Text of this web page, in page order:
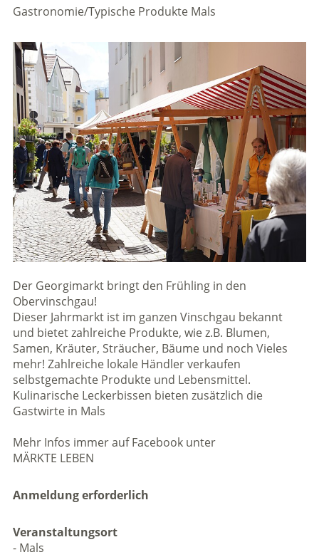
Gastronomie/Typische Produkte Mals
Der Georgimarkt bringt den Frühling in den
Obervinschgau!
Dieser Jahrmarkt ist im ganzen Vinschgau bekannt
und bietet zahlreiche Produkte, wie z.B. Blumen,
Samen, Kräuter, Sträucher, Bäume und noch Vieles
mehr! Zahlreiche lokale Händler verkaufen
selbstgemachte Produkte und Lebensmittel.
Kulinarische Leckerbissen bieten zusätzlich die
Gastwirte in Mals
Mehr Infos immer auf Facebook unter
MÄRKTE LEBEN
Anmeldung erforderlich
Veranstaltungsort
- Mals